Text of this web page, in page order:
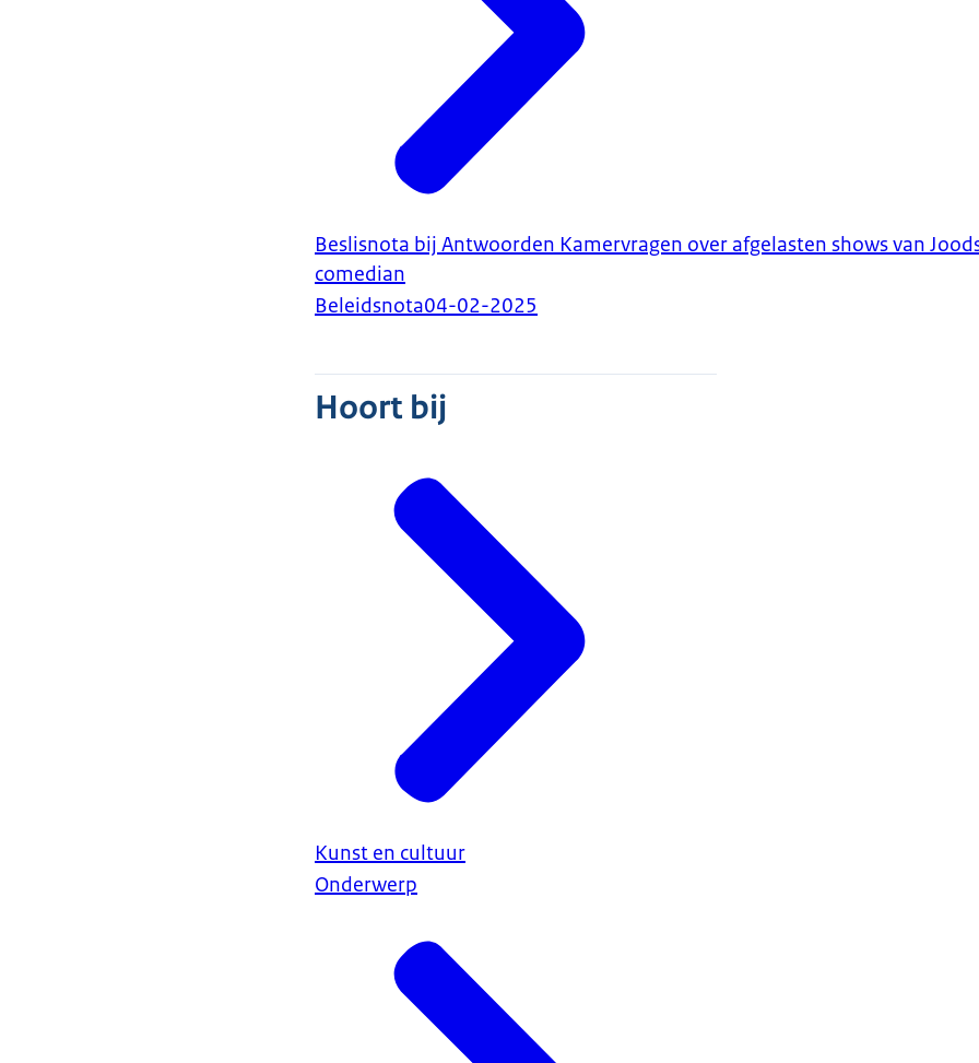
Beslisnota bij Antwoorden Kamervragen over afgelasten shows van
comedian
Beleidsnota04-02-2025
Hoort bij
Kunst en cultuur
Onderwerp